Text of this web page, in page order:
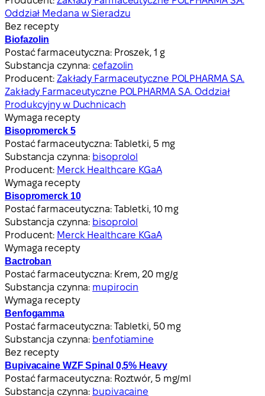
Oddział Medana w Sieradzu
Bez recepty
Biofazolin
Postać farmaceutyczna: Proszek, 1 g
Substancja czynna: cefazolin
Producent: Zakłady Farmaceutyczne POLPHARMA S.A.
Zakłady Farmaceutyczne POLPHARMA S.A. Oddział
Produkcyjny w Duchnicach
Wymaga recepty
Bisopromerck 5
Postać farmaceutyczna: Tabletki, 5 mg
Substancja czynna: bisoprolol
Producent: Merck Healthcare KGaA
Wymaga recepty
Bisopromerck 10
Postać farmaceutyczna: Tabletki, 10 mg
Substancja czynna: bisoprolol
Producent: Merck Healthcare KGaA
Wymaga recepty
Bactroban
Postać farmaceutyczna: Krem, 20 mg/g
Substancja czynna: mupirocin
Wymaga recepty
Benfogamma
Postać farmaceutyczna: Tabletki, 50 mg
Substancja czynna: benfotiamine
Bez recepty
Bupivacaine WZF Spinal 0,5% Heavy
Postać farmaceutyczna: Roztwór, 5 mg/ml
Substancja czynna: bupivacaine